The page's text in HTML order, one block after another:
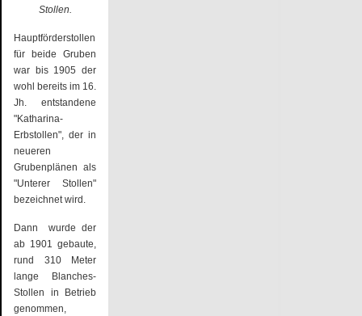
Stollen.
Hauptförderstollen
für beide Gruben
war bis 1905 der
wohl bereits im 16.
Jh. entstandene
"Katharina-
Erbstollen", der in
neueren
Grubenplänen als
"Unterer Stollen"
bezeichnet wird.
Dann wurde der
ab 1901 gebaute,
rund 310 Meter
lange Blanches-
Stollen in Betrieb
genommen,